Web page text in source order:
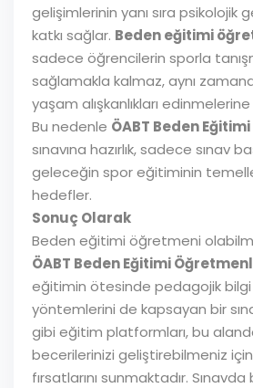
gelişimlerinin yanı sıra psikolojik
katkı sağlar. Beden eğitimi
sadece öğrencilerin sporla
sağlamakla kalmaz, aynı
yaşam alışkanlıkları
Bu nedenle ÖABT Beden
sınavına hazırlık, sadece sınav
geleceğin spor eğitiminin
hedefler.
Sonuç Olarak
Beden eğitimi öğretmeni
ÖABT Beden Eğitimi
eğitimin ötesinde pedagojik
yöntemlerini de kapsayan bir
gibi eğitim platformları, bu
becerilerinizi geliştirebilmeniz
fırsatlarını sunmaktadır. Sınavda